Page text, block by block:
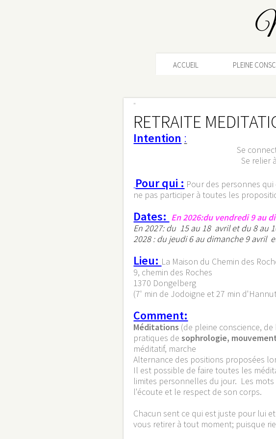
ACCUEIL PLEINE
"
RETRAITE
Intention :
Se
Se relier
Pour qui : Pour des personnes
ne pas participer à toutes les
Dates: En 2026:du vendredi 9 au
​En 2027: du 15 au 18 avril et du 8 au
2028 : du jeudi 6 au dimanche 9 avril
Lieu: La Maison du Chemin des
9, chemin des Roches
1370 Dongelberg
(7' min de Jodoigne et 27 min
Comment:
Méditations (de pleine conscience,
pratiques de sophrologie,
méditatif, marche
Alternance des positions proposées
Il est possible de faire toutes les
limites personnelles du jour. Les
l'écoute et le respect de son corps.
Chacun sent ce qui est juste pour lui
vous retirer à tout moment; puisque